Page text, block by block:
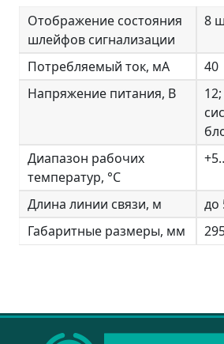
Отображение состояния
шлейфов сигнализации
8
Потребляемый ток, мА
40
Напряжение питания, В
Диапазон рабочих
температур, °С
Длина линии связи, м
до
Габаритные размеры, мм